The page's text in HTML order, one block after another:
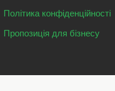
Політика конфіденційності
Пропозиція для бізнесу